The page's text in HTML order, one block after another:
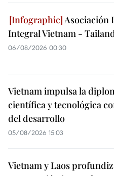
Asociación
Integral Vietnam -
06/08/2026 00:30
Vietnam impulsa la
científica y tecnológica
del desarrollo
05/08/2026 15:03
Vietnam y Laos